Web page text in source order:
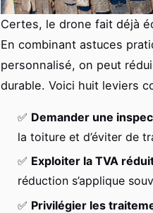
Certes, le drone fait déjà
En combinant astuces
personnalisé, on peut
durable. Voici huit leviers
✅ Demander une
la toiture et d’éviter de
✅ Exploiter la TVA
réduction s’applique
✅ Privilégier les